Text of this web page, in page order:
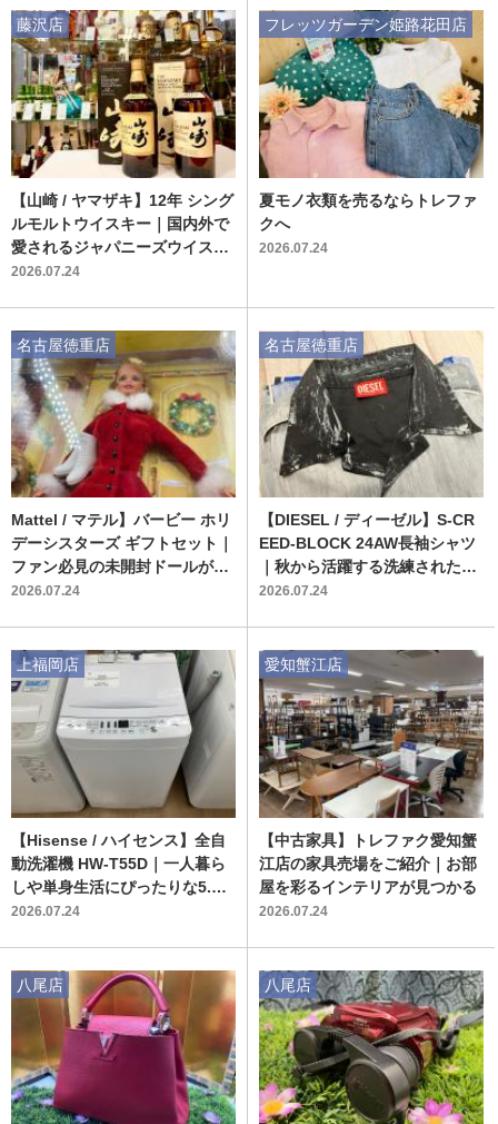
【山崎 / ヤマザキ】12年 シング
ルモルトウイスキー｜国内外で
愛されるジャパニーズウイスキ
ーの逸品が入荷いたしました
2026.07.24
藤沢店
夏モノ衣類を売るならトレファ
クへ
2026.07.24
フレッツガーデン姫路花田店
Mattel / マテル】バービー ホリ
デーシスターズ ギフトセット｜
ファン必見の未開封ドールが入
荷！！
2026.07.24
名古屋徳重店
【DIESEL / ディーゼル】S-CR
EED-BLOCK 24AW長袖シャツ
｜秋から活躍する洗練された一
着
2026.07.24
名古屋徳重店
【Hisense / ハイセンス】全自
動洗濯機 HW-T55D｜一人暮ら
しや単身生活にぴったりな5.5k
g容量モデル
2026.07.24
上福岡店
【中古家具】トレファク愛知蟹
江店の家具売場をご紹介｜お部
屋を彩るインテリアが見つかる
2026.07.24
愛知蟹江店
八尾店 八尾店